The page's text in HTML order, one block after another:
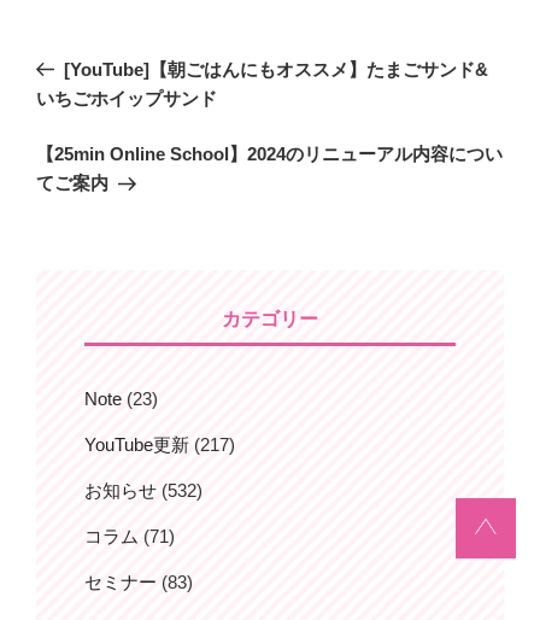
稿
ビ
ゲ
過
去
投
稿
[YouTube]【朝ごはんにもオススメ】たまごサンド&
いちごホイップサンド
次
の
【25min Online School】2024のリニューアル内容につい
てご案内
カテゴリー
Note (23)
YouTube更新 (217)
お知らせ (532)
コラム (71)
セミナー (83)